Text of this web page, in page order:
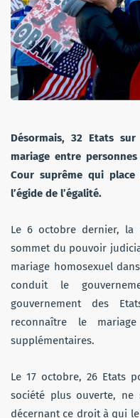
Désormais, 32 Etats
mariage entre
Cour suprême qui
l’égide de l’égalité.
Le 6 octobre dernier, la
sommet du pouvoir
mariage homosexuel
conduit le
gouvernement des
reconnaître le
supplémentaires.
Le 17 octobre, 26 Etats
société plus ouverte, ne
décernant ce droit à qui